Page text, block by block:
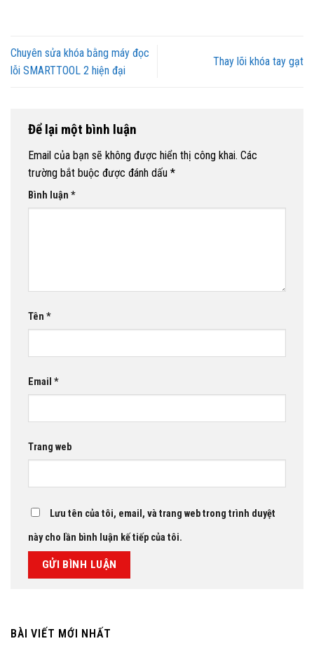
Chuyên sửa khóa bằng máy đọc
lỗi SMARTTOOL 2 hiện đại
Thay lõi khóa tay gạt
Để lại một bình luận
Email của bạn sẽ không được hiển thị công khai. Các
trường bắt buộc được đánh dấu *
Bình luận *
Tên *
Email *
Trang web
Lưu tên của tôi, email, và trang web trong trình duyệt
này cho lần bình luận kế tiếp của tôi.
BÀI VIẾT MỚI NHẤT